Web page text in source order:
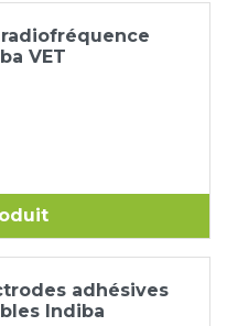
radiofréquence
VET
adhésives
Indiba